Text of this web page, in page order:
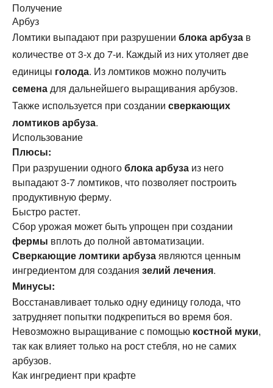
Получение
Арбуз
Ломтики выпадают при разрушении блока арбуза в
количестве от 3-х до 7-и. Каждый из них утоляет две
единицы голода. Из ломтиков можно получить
семенадля дальнейшего выращивания арбузов.
Также используется при создании сверкающих
ломтиков арбуза.
Использование
Плюсы:
При разрушении одногоблока арбуза из него
выпадают 3-7 ломтиков, что позволяет построить
продуктивную ферму.
Быстро растет.
Сбор урожая может быть упрощен при создании
фермы вплоть до полной автоматизации.
Сверкающие ломтики арбузаявляются ценным
ингредиентом для создания зелий лечения.
Минусы:
Восстанавливает только одну единицу голода, что
затрудняет попытки подкрепиться во время боя.
Невозможно выращивание с помощью костной муки,
так как влияет только на рост стебля, но не самих
арбузов.
Как ингредиент при крафте